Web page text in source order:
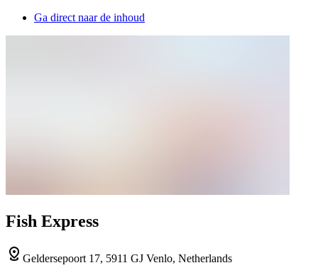
Ga direct naar de inhoud
Fish Express
Geldersepoort 17, 5911 GJ Venlo, Netherlands